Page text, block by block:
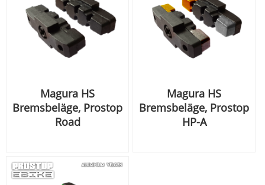
Magura HS
Bremsbeläge, Prostop
Road
Magura HS
Bremsbeläge, Prostop
HP-A